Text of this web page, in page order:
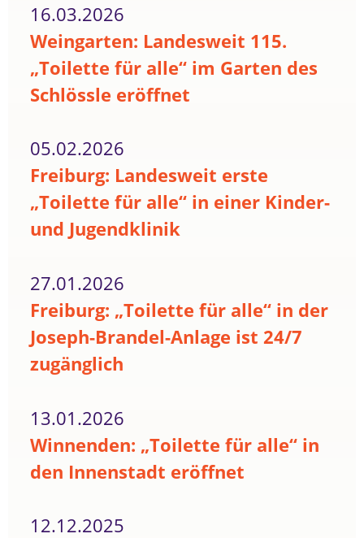
16.03.2026
Weingarten: Landesweit 115.
„Toilette für alle“ im Garten des
Schlössle eröffnet
05.02.2026
Freiburg: Landesweit erste
„Toilette für alle“ in einer Kinder-
und Jugendklinik
27.01.2026
Freiburg: „Toilette für alle“ in der
Joseph-Brandel-Anlage ist 24/7
zugänglich
13.01.2026
Winnenden: „Toilette für alle“ in
den Innenstadt eröffnet
12.12.2025